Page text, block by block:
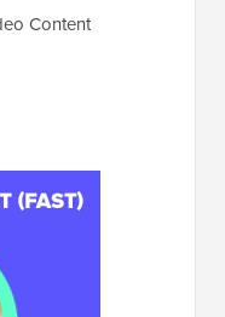
Content